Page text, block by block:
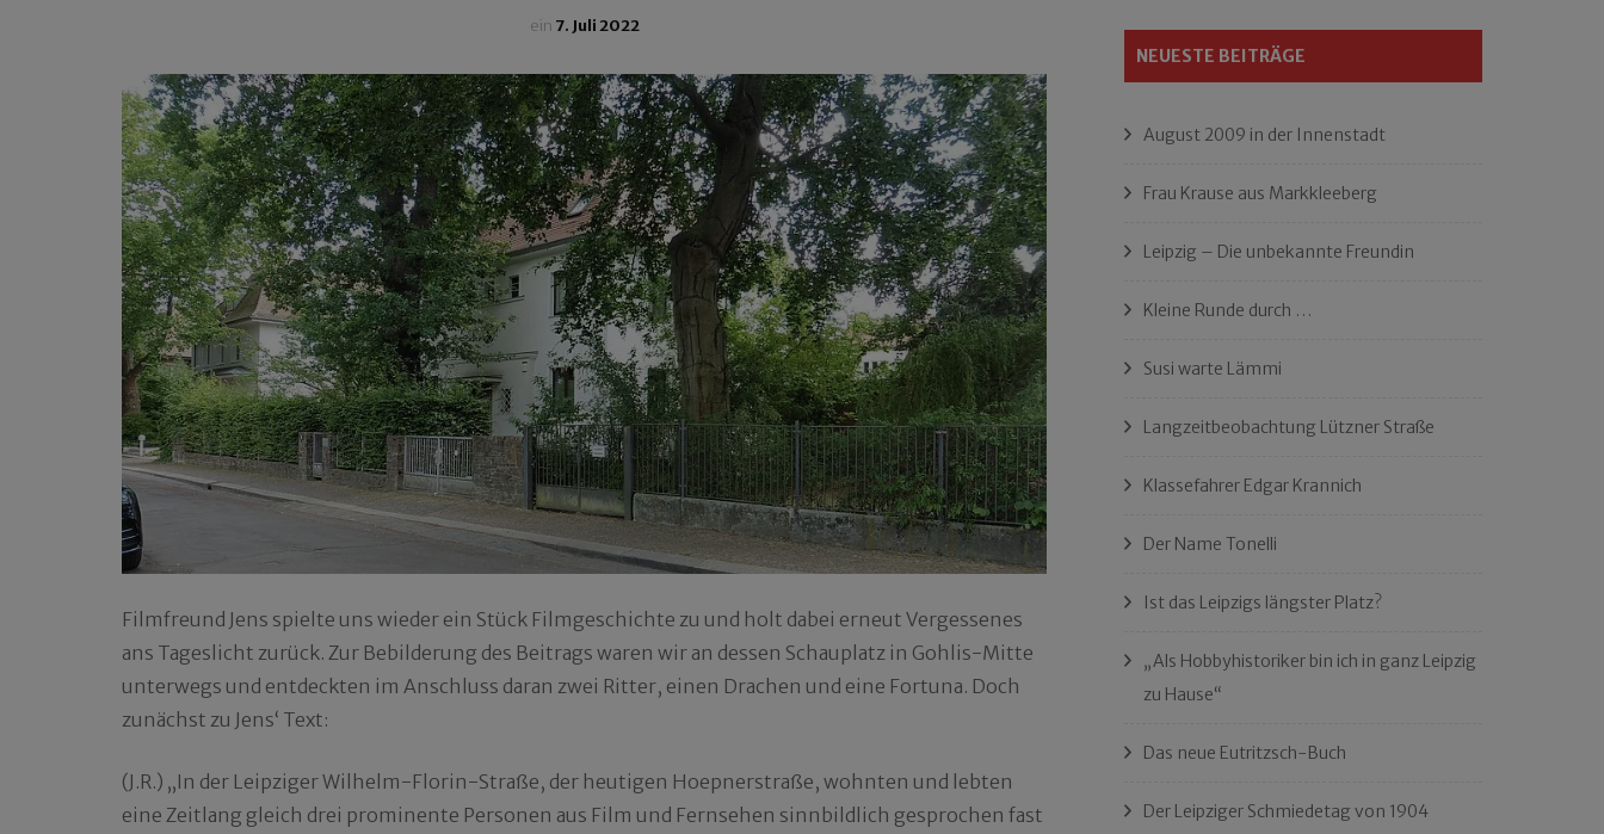
ein 7. Juli 2022
Filmfreund Jens spielte uns wieder ein Stück Filmgeschichte zu und holt dabei erneut Vergessenes
ans Tageslicht zurück. Zur Bebilderung des Beitrags waren wir an dessen Schauplatz in Gohlis-Mitte
unterwegs und entdeckten im Anschluss daran zwei Ritter, einen Drachen und eine Fortuna. Doch
zunächst zu Jens‘ Text:
(J.R.) „In der Leipziger Wilhelm-Florin-Straße, der heutigen Hoepnerstraße, wohnten und lebten
eine Zeitlang gleich drei prominente Personen aus Film und Fernsehen sinnbildlich gesprochen fast
NEUESTE BEITRÄGE
August 2009 in der Innenstadt
Frau Krause aus Markkleeberg
Leipzig – Die unbekannte Freundin
Kleine Runde durch …
Susi warte Lämmi
Langzeitbeobachtung Lützner Straße
Klassefahrer Edgar Krannich
Der Name Tonelli
Ist das Leipzigs längster Platz?
„Als Hobbyhistoriker bin ich in ganz Leipzig
zu Hause“
Das neue Eutritzsch-Buch
Der Leipziger Schmiedetag von 1904